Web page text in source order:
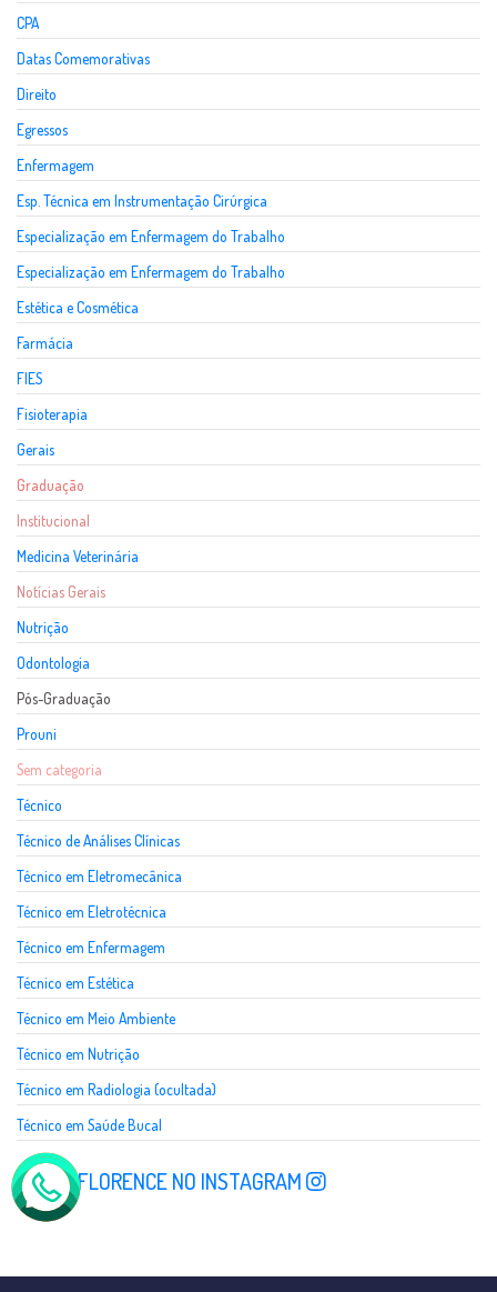
CPA
Datas Comemorativas
Direito
Egressos
Enfermagem
Esp. Técnica em Instrumentação Cirúrgica
Especialização em Enfermagem do Trabalho
Especialização em Enfermagem do Trabalho
Estética e Cosmética
Farmácia
FIES
Fisioterapia
Gerais
Graduação
Institucional
Medicina Veterinária
Notícias Gerais
Nutrição
Odontologia
Pós-Graduação
Prouni
Sem categoria
Técnico
Técnico de Análises Clínicas
Técnico em Eletromecânica
Técnico em Eletrotécnica
Técnico em Enfermagem
Técnico em Estética
Técnico em Meio Ambiente
Técnico em Nutrição
Técnico em Radiologia (ocultada)
Técnico em Saúde Bucal
SIGA A FLORENCE NO INSTAGRAM